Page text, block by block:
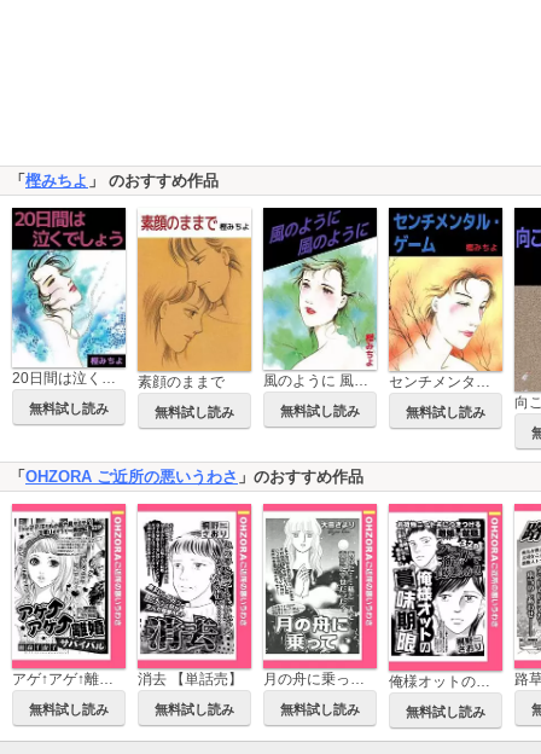
「樫みちよ 」 のおすすめ作品
20日間は泣くでしょう
無料試し読み
素顔のままで
無料試し読み 無料試し読み
無料試し読み
「OHZORA ご近所の悪いうわさ 」のおすすめ作品
アゲ↑アゲ↑離婚サバイバル 【単話売】
無料試し読み
消去 【単話売】
無料試し読み
月の舟に乗って 【単話売】
無料試し読み
俺様オットの賞味期限 【単話売】
無料試し読み